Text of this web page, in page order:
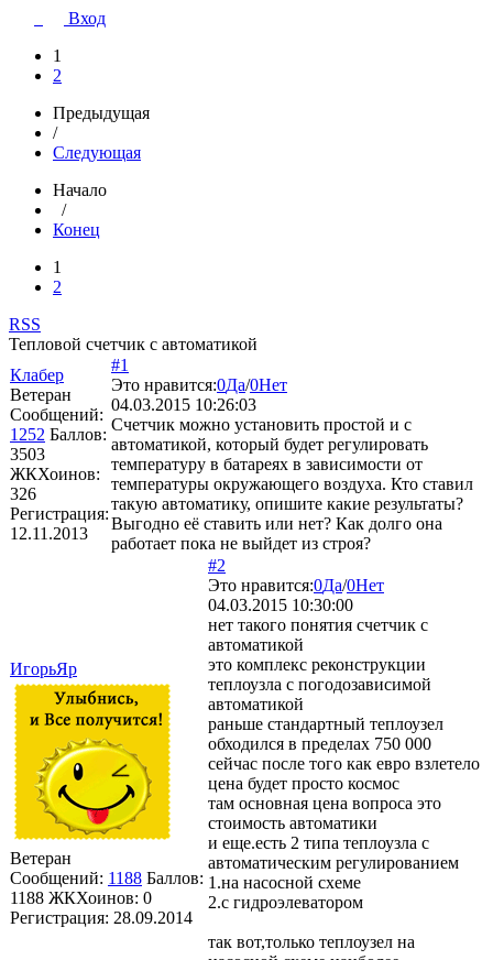
Вход
1
2
Предыдущая
/
Следующая
Начало
/
Конец
1
2
RSS
Тепловой счетчик с автоматикой
Клабер
Ветеран
Сообщений:
1252 Баллов:
3503
ЖКХоинов:
326
Регистрация:
12.11.2013
#1
Это нравится:0Да/0Нет
04.03.2015 10:26:03
Счетчик можно установить простой и с
автоматикой, который будет регулировать
температуру в батареях в зависимости от
температуры окружающего воздуха. Кто ставил
такую автоматику, опишите какие результаты?
Выгодно её ставить или нет? Как долго она
работает пока не выйдет из строя?
ИгорьЯр
Ветеран
Сообщений: 1188 Баллов:
1188 ЖКХоинов: 0
Регистрация: 28.09.2014
#2
Это нравится:0Да/0Нет
04.03.2015 10:30:00
нет такого понятия счетчик с
автоматикой
это комплекс реконструкции
теплоузла с погодозависимой
автоматикой
раньше стандартный теплоузел
обходился в пределах 750 000
сейчас после того как евро взлетело
цена будет просто космос
там основная цена вопроса это
стоимость автоматики
и еще.есть 2 типа теплоузла с
автоматическим регулированием
1.на насосной схеме
2.с гидроэлеватором
так вот,только теплоузел на